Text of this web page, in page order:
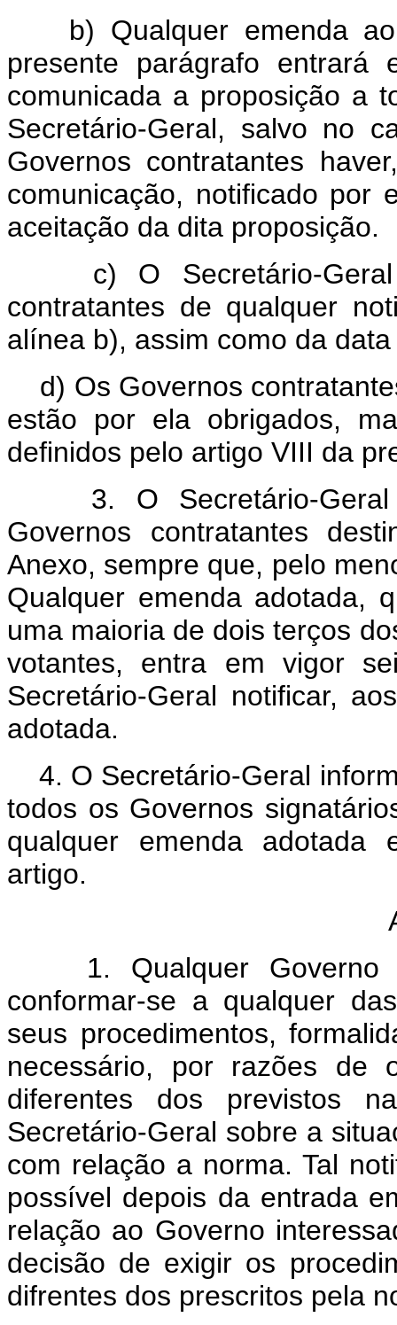
b) Qualquer emenda ao
presente parágrafo
comunicada a proposição a
Secretário-Geral, salvo no
Governos contratantes
comunicação, notificado por
aceitação da dita proposição.
c) O Secretário-Geral
contratantes de qualquer
alínea b), assim como da
d) Os Governos
estão por ela obrigados,
definidos pelo artigo VIII da
3. O Secretário-Geral
Governos contratantes
Anexo, sempre que, pelo
Qualquer emenda adotada,
uma maioria de dois terços
votantes, entra em vigor
Secretário-Geral notificar,
adotada.
4. O Secretário-Geral
todos os Governos
qualquer emenda adotada
artigo.
1. Qualquer Governo
conformar-se a qualquer
seus procedimentos,
necessário, por razões de
diferentes dos previstos
Secretário-Geral sobre a
com relação a norma. Tal
possível depois da entrada
relação ao Governo
decisão de exigir os
difrentes dos prescritos pela